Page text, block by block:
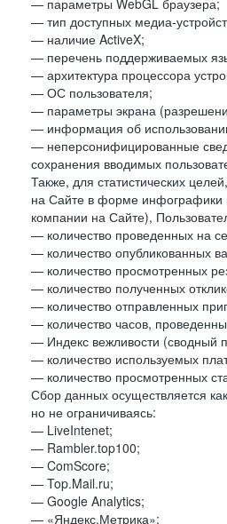
— параметры WebGL браузера;
— тип доступных медиа-
— наличие ActiveX;
— перечень поддерживаемых
— архитектура процессора
— ОС пользователя;
— параметры экрана
— информация об
— неперсонифицированные
сохранения вводимых
Также, для статистических
на Сайте в форме инфографики
компании на Сайте),
— количество проведенных на
— количество опубликованных
— количество просмотренных
— количество полученных
— количество отправленных
— количество часов,
— Индекс вежливости (сводный
— количество используемых
— количество просмотренных
Сбор данных осуществляется
но не ограничиваясь:
— LiveIntenet;
— Rambler.top100;
— ComScore;
— Top.Mail.ru;
— Google Analytics;
— «Яндекс.Метрика»;